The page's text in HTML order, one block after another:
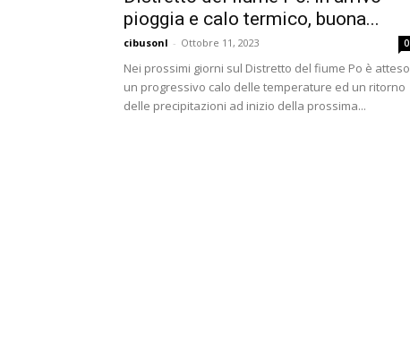
pioggia e calo termico, buona...
cibusonl - Ottobre 11, 2023 0
Nei prossimi giorni sul Distretto del fiume Po è atteso
un progressivo calo delle temperature ed un ritorno
delle precipitazioni ad inizio della prossima...